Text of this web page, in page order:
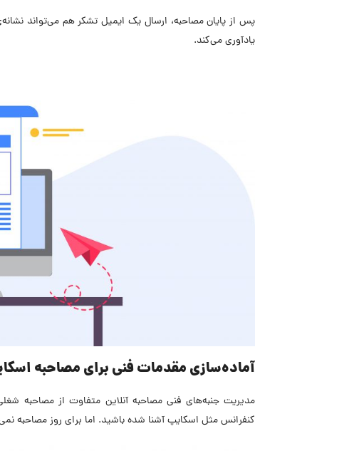
پس از پایان مصاحبه، ارسال یک ایمیل تشکر هم می‌تواند
یادآوری می‌کند.
آماده‌سازی مقدمات فنی برای مصاحبه
مدیریت جنبه‌های فنی مصاحبه آنلاین متفاوت از مصاحبه
کنفرانس مثل اسکایپ آشنا شده باشید. اما برای روز مصاحبه